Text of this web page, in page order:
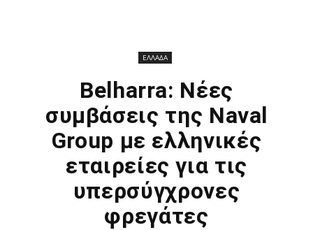
ΕΛΛΑΔΑ
Belharra: Νέες
συμβάσεις της Naval
Group με ελληνικές
εταιρείες για τις
υπερσύγχρονες
φρεγάτες